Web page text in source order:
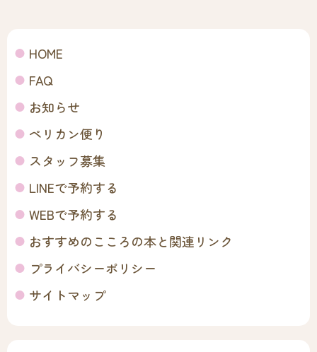
HOME
FAQ
お知らせ
ペリカン便り
スタッフ募集
LINEで予約する
WEBで予約する
おすすめのこころの本と関連リンク
プライバシーポリシー
サイトマップ